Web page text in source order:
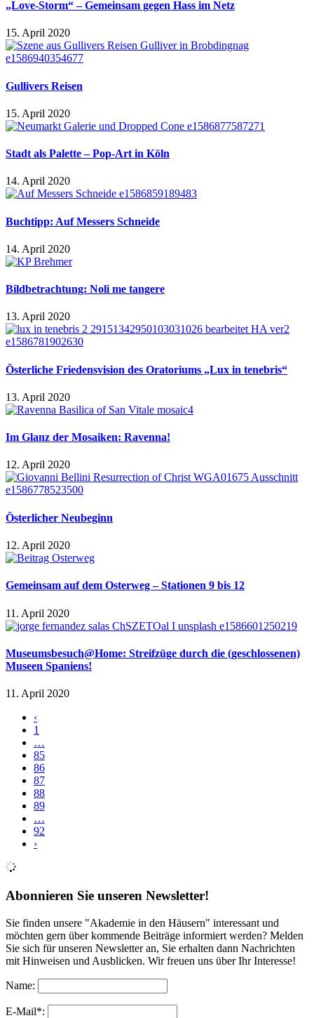
„Love-Storm“ – Gemeinsam gegen Hass im Netz
15. April 2020
Gullivers Reisen
15. April 2020
Stadt als Palette – Pop-Art in Köln
14. April 2020
Buchtipp: Auf Messers Schneide
14. April 2020
Bildbetrachtung: Noli me tangere
13. April 2020
Österliche Friedensvision des Oratoriums „Lux in tenebris“
13. April 2020
Im Glanz der Mosaiken: Ravenna!
12. April 2020
Österlicher Neubeginn
12. April 2020
Gemeinsam auf dem Osterweg – Stationen 9 bis 12
11. April 2020
Museumsbesuch@Home: Streifzüge durch die (geschlossenen)
Museen Spaniens!
11. April 2020
‹
1
…
85
86
87
88
89
…
92
›
Abonnieren Sie unseren Newsletter!
Sie finden unsere "Akademie in den Häusern" interessant und
möchten gern über kommende Beiträge informiert werden? Melden
Sie sich für unseren Newsletter an, Sie erhalten dann Nachrichten
mit Hinweisen und Ausblicken. Wir freuen uns über Ihr Interesse!
Name:
E-Mail*: